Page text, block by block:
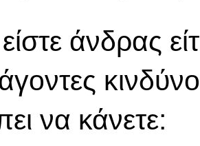
είστε άνδρας
να κάνετε: